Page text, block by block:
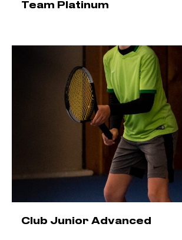
Team Platinum
Club Junior Advanced